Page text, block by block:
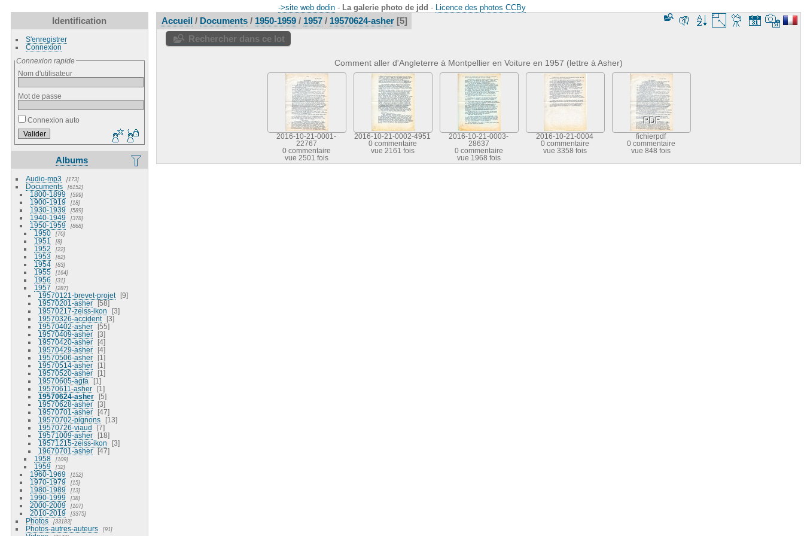
->site web dodin - La galerie photo de jdd - Licence des photos CCBy
Identification
S'enregistrer
Connexion
Connexion rapide
Nom d'utilisateur
Mot de passe
Connexion auto
Albums
Audio-mp3 173
Documents 6152
1800-1899 599
1900-1919 18
1930-1939 589
1940-1949 378
1950-1959 868
1950 70
1951 8
1952 22
1953 62
1954 83
1955 164
1956 31
1957 287
19570121-brevet-projet
9
19570201-asher
58
19570217-zeiss-ikon
3
19570326-accident
3
19570402-asher
55
19570409-asher
3
19570420-asher
4
19570429-asher
4
19570506-asher
1
19570514-asher
1
19570520-asher
1
19570605-agfa
1
19570611-asher
1
19570624-asher
5
19570628-asher
3
19570701-asher
47
19570702-pignons
13
19570726-viaud
7
19571009-asher
18
19571215-zeiss-ikon
3
19670701-asher
47
1958
109
1959 32
1960-1969 152
1970-1979 15
1980-1989 13
1990-1999 38
2000-2009 107
2010-2019 3375
Photos 33183
Photos-autres-auteurs 91
Accueil/ Documents/ 1950-1959/ 1957/ 19570624-asher 5
Rechercher dans ce lot
Comment aller d'Angleterre à Montpellier en Voiture en 1957 (lettre à Asher)
2016-10-21-0001-
22767
0 commentaire
vue 2501 fois
2016-10-21-0002-4951
0 commentaire
vue 2161 fois
2016-10-21-0003-
28637
0 commentaire
vue 1968 fois
2016-10-21-0004
0 commentaire
vue 3358 fois
fichierpdf
0 commentaire
vue 848 fois